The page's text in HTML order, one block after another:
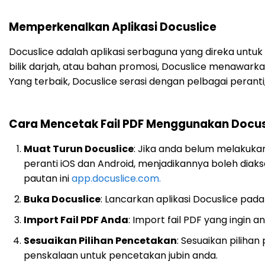
Memperkenalkan Aplikasi Docuslice
Docuslice adalah aplikasi serbaguna yang direka
bilik darjah, atau bahan promosi, Docuslice
Yang terbaik, Docuslice serasi dengan pelbagai
Cara Mencetak Fail PDF Menggunakan
Muat Turun Docuslice: Jika anda belum
peranti iOS dan Android, menjadikannya boleh
pautan iniapp.docuslice.com.
Buka Docuslice: Lancarkan aplikasi Docuslice
Import Fail PDF Anda: Import fail PDF yang ingin
Sesuaikan Pilihan Pencetakan: Sesuaikan
penskalaan untuk pencetakan jubin anda.